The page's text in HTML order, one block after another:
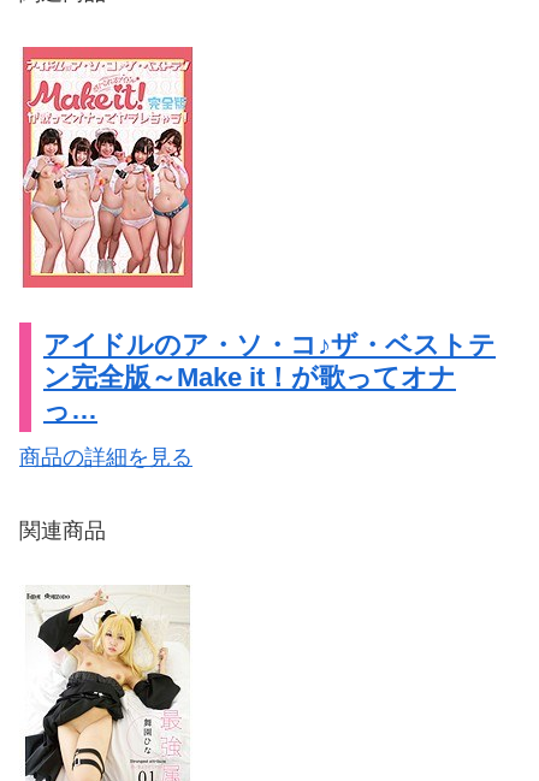
アイドルのア・ソ・コ♪ザ・ベストテ
ン完全版～Make it！が歌ってオナ
っ…
商品の詳細を見る
関連商品